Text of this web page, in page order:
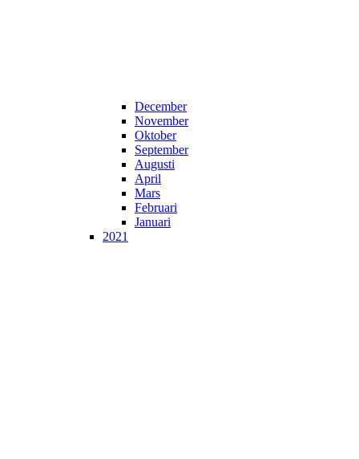
December
November
Oktober
September
Augusti
April
Mars
Februari
Januari
2021